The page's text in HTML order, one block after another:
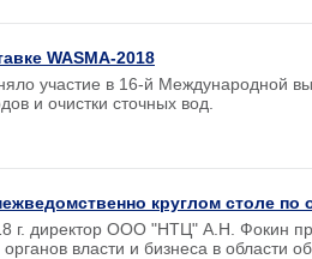
WASMA-2018
участие в 16-й Международной
и очистки сточных вод.
круглом столе
г. директор ООО "НТЦ" А.Н. Фокин
власти и бизнеса в области